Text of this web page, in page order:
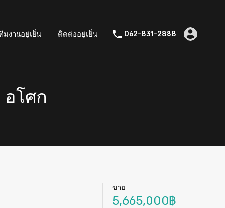
มงานอยู่เย็น ติดต่ออยู่เย็น 062-831-2888
อโศก
ขาย
5,665,000฿